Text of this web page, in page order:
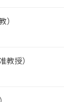
教授）